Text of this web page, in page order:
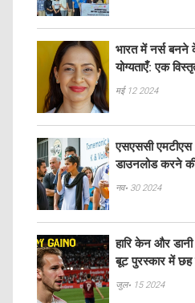
भारत में नर्स
योग्यताएँ: एक
मई 12 2024
एसएससी एमटीएस
डाउनलोड करने
नव॰ 30 2024
हारि केन और
बूट पुरस्कार में छह
जुल॰ 15 2024